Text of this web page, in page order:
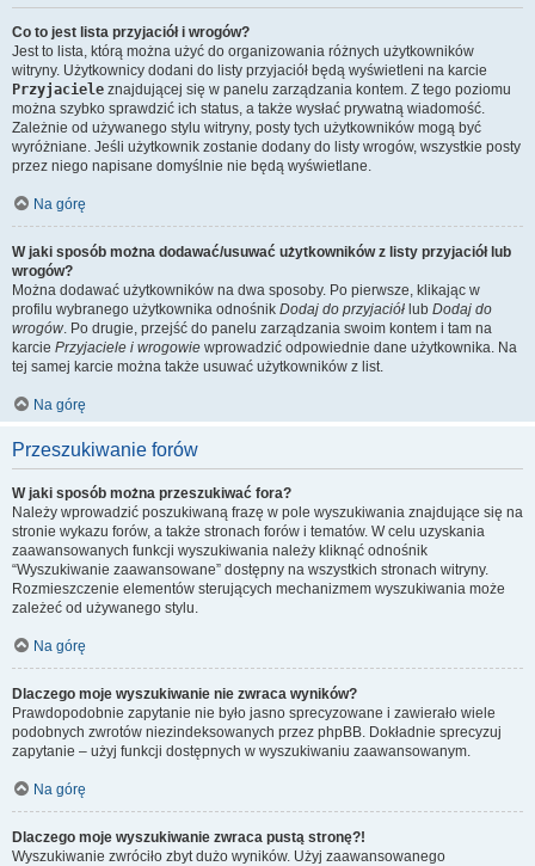
Co to jest lista przyjaciół i wrogów?
Jest to lista, którą można użyć do organizowania różnych użytkowników
witryny. Użytkownicy dodani do listy przyjaciół będą wyświetleni na karcie
Przyjaciele znajdującej się w panelu zarządzania kontem. Z tego poziomu
można szybko sprawdzić ich status, a także wysłać prywatną wiadomość.
Zależnie od używanego stylu witryny, posty tych użytkowników mogą być
wyróżniane. Jeśli użytkownik zostanie dodany do listy wrogów, wszystkie posty
przez niego napisane domyślnie nie będą wyświetlane.
Na górę
W jaki sposób można dodawać/usuwać użytkowników z listy przyjaciół lub
wrogów?
Można dodawać użytkowników na dwa sposoby. Po pierwsze, klikając w
profilu wybranego użytkownika odnośnik Dodaj do przyjaciół lub Dodaj do
wrogów. Po drugie, przejść do panelu zarządzania swoim kontem i tam na
karcie Przyjaciele i wrogowie wprowadzić odpowiednie dane użytkownika. Na
tej samej karcie można także usuwać użytkowników z list.
Na górę
Przeszukiwanie forów
W jaki sposób można przeszukiwać fora?
Należy wprowadzić poszukiwaną frazę w pole wyszukiwania znajdujące się na
stronie wykazu forów, a także stronach forów i tematów. W celu uzyskania
zaawansowanych funkcji wyszukiwania należy kliknąć odnośnik
“Wyszukiwanie zaawansowane” dostępny na wszystkich stronach witryny.
Rozmieszczenie elementów sterujących mechanizmem wyszukiwania może
zależeć od używanego stylu.
Na górę
Dlaczego moje wyszukiwanie nie zwraca wyników?
Prawdopodobnie zapytanie nie było jasno sprecyzowane i zawierało wiele
podobnych zwrotów niezindeksowanych przez phpBB. Dokładnie sprecyzuj
zapytanie – użyj funkcji dostępnych w wyszukiwaniu zaawansowanym.
Na górę
Dlaczego moje wyszukiwanie zwraca pustą stronę?!
Wyszukiwanie zwróciło zbyt dużo wyników. Użyj zaawansowanego